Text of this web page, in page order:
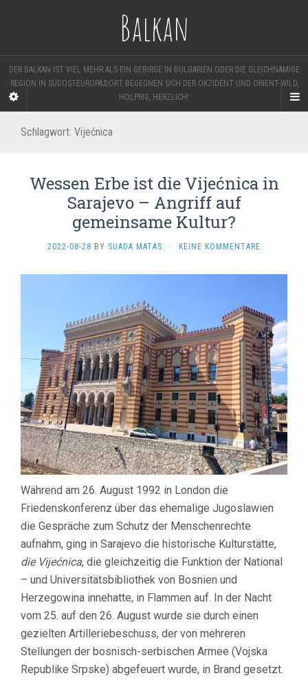
Balkan
DER BALKAN IST VIEL MEHR ALS EIN GEBIRGE IN BULGARIEN ODER DIE GLEICHNAMIGE
REGION IN SÜDOSTEUROPA;DORT BEGEGNEN SICH DER OKZIDENT UND ORIENT-WILD,
HOLPRIG, HERZLICH!
Schlagwort: Vijećnica
Wessen Erbe ist die Vijećnica in
Sarajevo – Angriff auf
gemeinsame Kultur?
2022-08-28 BY SUADA MATAS · KEINE KOMMENTARE
Während am 26. August 1992 in London die
Friedenskonferenz über das ehemalige Jugoslawien
die Gespräche zum Schutz der Menschenrechte
aufnahm, ging in Sarajevo die historische Kulturstätte,
die Vijećnica, die gleichzeitig die Funktion der National
– und Universitätsbibliothek von Bosnien und
Herzegowina innehatte, in Flammen auf. In der Nacht
vom 25. auf den 26. August wurde sie durch einen
gezielten Artilleriebeschuss, der von mehreren
Stellungen der bosnisch-serbischen Armee (Vojska
Republike Srpske) abgefeuert wurde, in Brand gesetzt.